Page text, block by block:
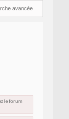
avancée
le forum